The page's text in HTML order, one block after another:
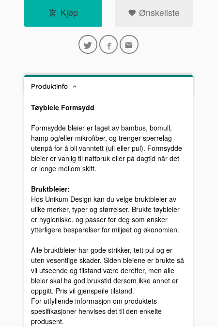
Kjøp Ønskeliste
Produktinfo
Tøybleie Formsydd
Formsydde bleier er laget av bambus, bomull,
hamp og/eller mikrofiber, og trenger sperrelag
utenpå for å bli vanntett (ull eller pul). Formsydde
bleier er vanlig til nattbruk eller på dagtid når det
er lenge mellom skift.
Bruktbleier:
Hos Unikum Design kan du velge bruktbleier av
ulike merker, typer og størrelser. Brukte tøybleier
er hygieniske, og passer for deg som ønsker
ytterligere besparelser for miljøet og økonomien.
Alle bruktbleier har gode strikker, tett pul og er
uten vesentlige skader. Siden bleiene er brukte så
vil utseende og tilstand være deretter, men alle
bleier skal ha god brukstid dersom ikke annet er
oppgitt. Pris vil gjenspeile tilstand.
For utfyllende informasjon om produktets
spesifikasjoner henvises det til den enkelte
produsent.